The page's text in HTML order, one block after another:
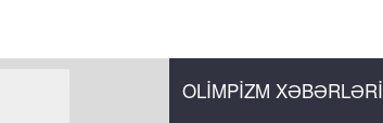
OLIMPIZM XƏBƏRLƏRI